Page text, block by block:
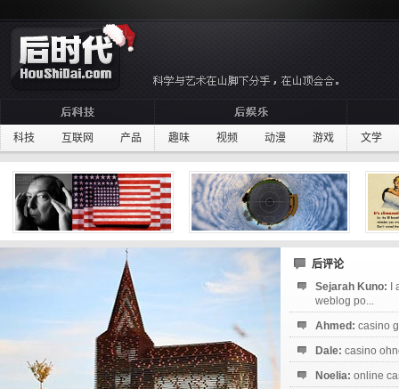
科技 互联网 产品 趣味 视频 动漫 游戏 文学
后评论
Sejarah Kuno:
weblog po...
Ahmed: casino
Dale: casino
Noelia: online